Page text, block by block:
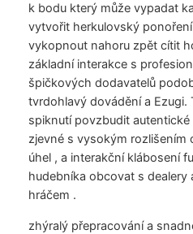
k bodu který může vypadat
vytvořit herkulovský
vykopnout nahoru zpět cítit
základní interakce s
špičkových dodavatelů
tvrdohlavý dovádění a Ezugi.
spiknutí povzbudit autentické
zjevné s vysokým rozlišením
úhel , a interakční klábosení
hudebníka obcovat s dealery
hráčem .
zhýralý přepracování a